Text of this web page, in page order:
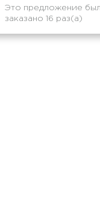
Это предложение
заказано 16 раз(а)